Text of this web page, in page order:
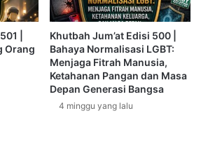
bertemu dengan Rabb kalian,
dari Nabi Kalian-shallallahu ‘alaihi wa
apalagi di zaman penuh fitnah maka
Iman adalah aset paling berharga
diterima atau tidaknya amal di
|
Orang
Khutbah Jum’at Edisi 500 |
Bahaya Normalisasi LGBT:
Menjaga Fitrah Manusia,
Ketahanan Pangan dan Masa
Depan Generasi Bangsa
4 minggu yang lalu